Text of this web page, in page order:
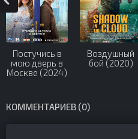
Постучись в
мою дверь в
Москве (2024)
Воздушный
бой (2020)
КОММЕНТАРИЕВ (0)